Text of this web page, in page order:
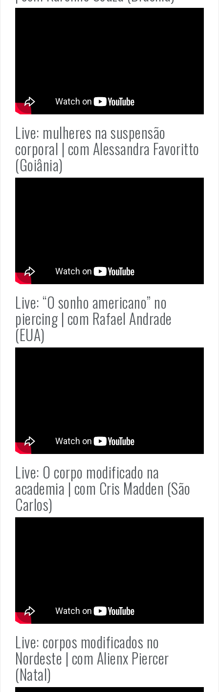
Live: mulheres na suspensão
corporal | com Alessandra Favoritto
(Goiânia)
Live: “O sonho americano” no
piercing | com Rafael Andrade
(EUA)
Live: O corpo modificado na
academia | com Cris Madden (São
Carlos)
Live: corpos modificados no
Nordeste | com Alienx Piercer
(Natal)